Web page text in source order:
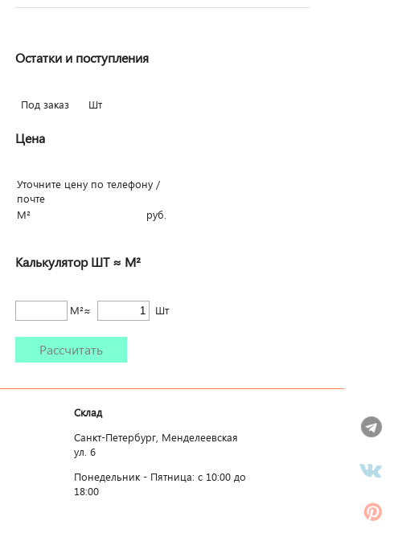
Остатки и поступления
Под заказ Шт
Цена
Уточните цену по телефону /
почте
М²
руб.
Калькулятор ШТ ≈ М²
М²≈ Шт
Рассчитать
Склад
Санкт-Петербург, Менделеевская
ул. 6
Понедельник - Пятница: c 10:00 до
18:00